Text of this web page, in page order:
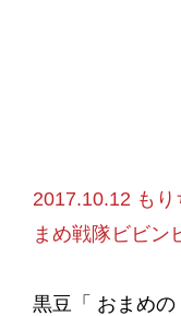
2017.10.12 も
まめ戦隊ビビン
黒豆「 おまめ